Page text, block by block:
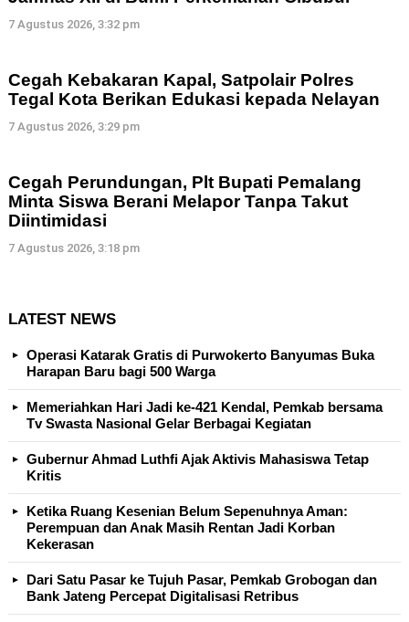
7 Agustus 2026, 3:32 pm
Cegah Kebakaran Kapal, Satpolair Polres
Tegal Kota Berikan Edukasi kepada Nelayan
7 Agustus 2026, 3:29 pm
Cegah Perundungan, Plt Bupati Pemalang
Minta Siswa Berani Melapor Tanpa Takut
Diintimidasi
7 Agustus 2026, 3:18 pm
LATEST NEWS
Operasi Katarak Gratis di Purwokerto Banyumas Buka
Harapan Baru bagi 500 Warga
Memeriahkan Hari Jadi ke-421 Kendal, Pemkab bersama
Tv Swasta Nasional Gelar Berbagai Kegiatan
Gubernur Ahmad Luthfi Ajak Aktivis Mahasiswa Tetap
Kritis
Ketika Ruang Kesenian Belum Sepenuhnya Aman:
Perempuan dan Anak Masih Rentan Jadi Korban
Kekerasan
Dari Satu Pasar ke Tujuh Pasar, Pemkab Grobogan dan
Bank Jateng Percepat Digitalisasi Retribus